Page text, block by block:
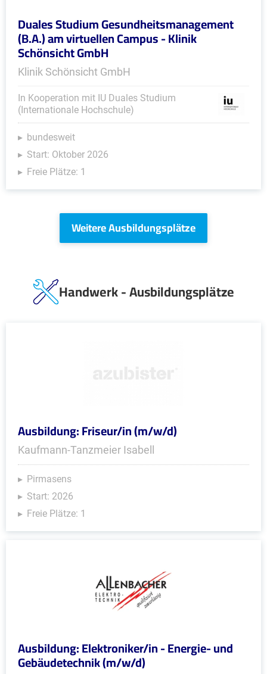
Duales Studium Gesundheitsmanagement
(B.A.) am virtuellen Campus - Klinik
Schönsicht GmbH
Klinik Schönsicht GmbH
In Kooperation mit IU Duales Studium
(Internationale Hochschule)
bundesweit
Start: Oktober 2026
Freie Plätze: 1
Weitere Ausbildungsplätze
Handwerk - Ausbildungsplätze
Ausbildung: Friseur/in (m/w/d)
Kaufmann-Tanzmeier Isabell
Pirmasens
Start: 2026
Freie Plätze: 1
Ausbildung: Elektroniker/in - Energie- und
Gebäudetechnik (m/w/d)